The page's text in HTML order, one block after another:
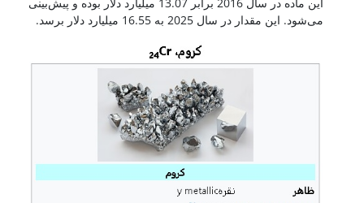
می‌شود. این مقدار در سال 2025 به 16.55 میلیارد دلار برسد.